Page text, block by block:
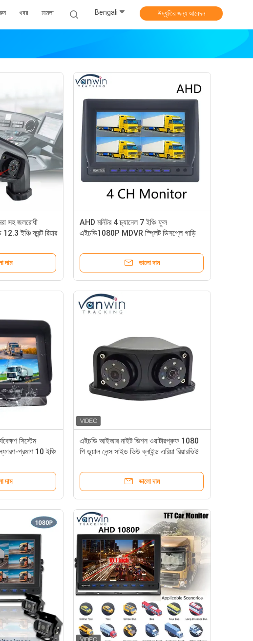
খবর মামলা Bengali উদ্ধৃতির জন্য আবেদন
সহ জলরোধী
ইঞ্চি ফ্রন্ট রিয়ার
দাম
AHD মনিটর 4 চ্যানেল 7 ইঞ্চি ফুল
এইচডি1080P MDVR স্প্লিট ডিসপ্লে গাড়ি
ভালো দাম
সিস্টেম
প্রমাণ 10 ইঞ্চি
দাম
এইচডি আইআর নাইট ভিশন ওয়াটারপ্রুফ 1080
পি ডুয়াল লেন্স সাইড ভিউ ব্লাইন্ড এরিয়া রিয়ারভিউ
ভালো দাম